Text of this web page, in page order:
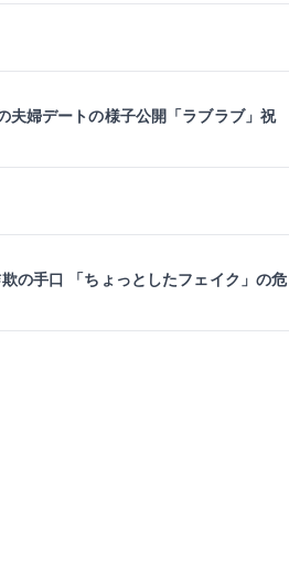
夫婦デートの様子公開「ラブラブ」祝
の手口 「ちょっとしたフェイク」の危